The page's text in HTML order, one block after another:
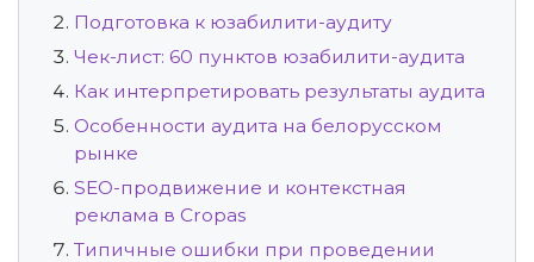
Подготовка к юзабилити-аудиту
Чек-лист: 60 пунктов юзабилити-аудита
Как интерпретировать результаты аудита
Особенности аудита на белорусском
рынке
SEO-продвижение и контекстная
реклама в Cropas
Типичные ошибки при проведении